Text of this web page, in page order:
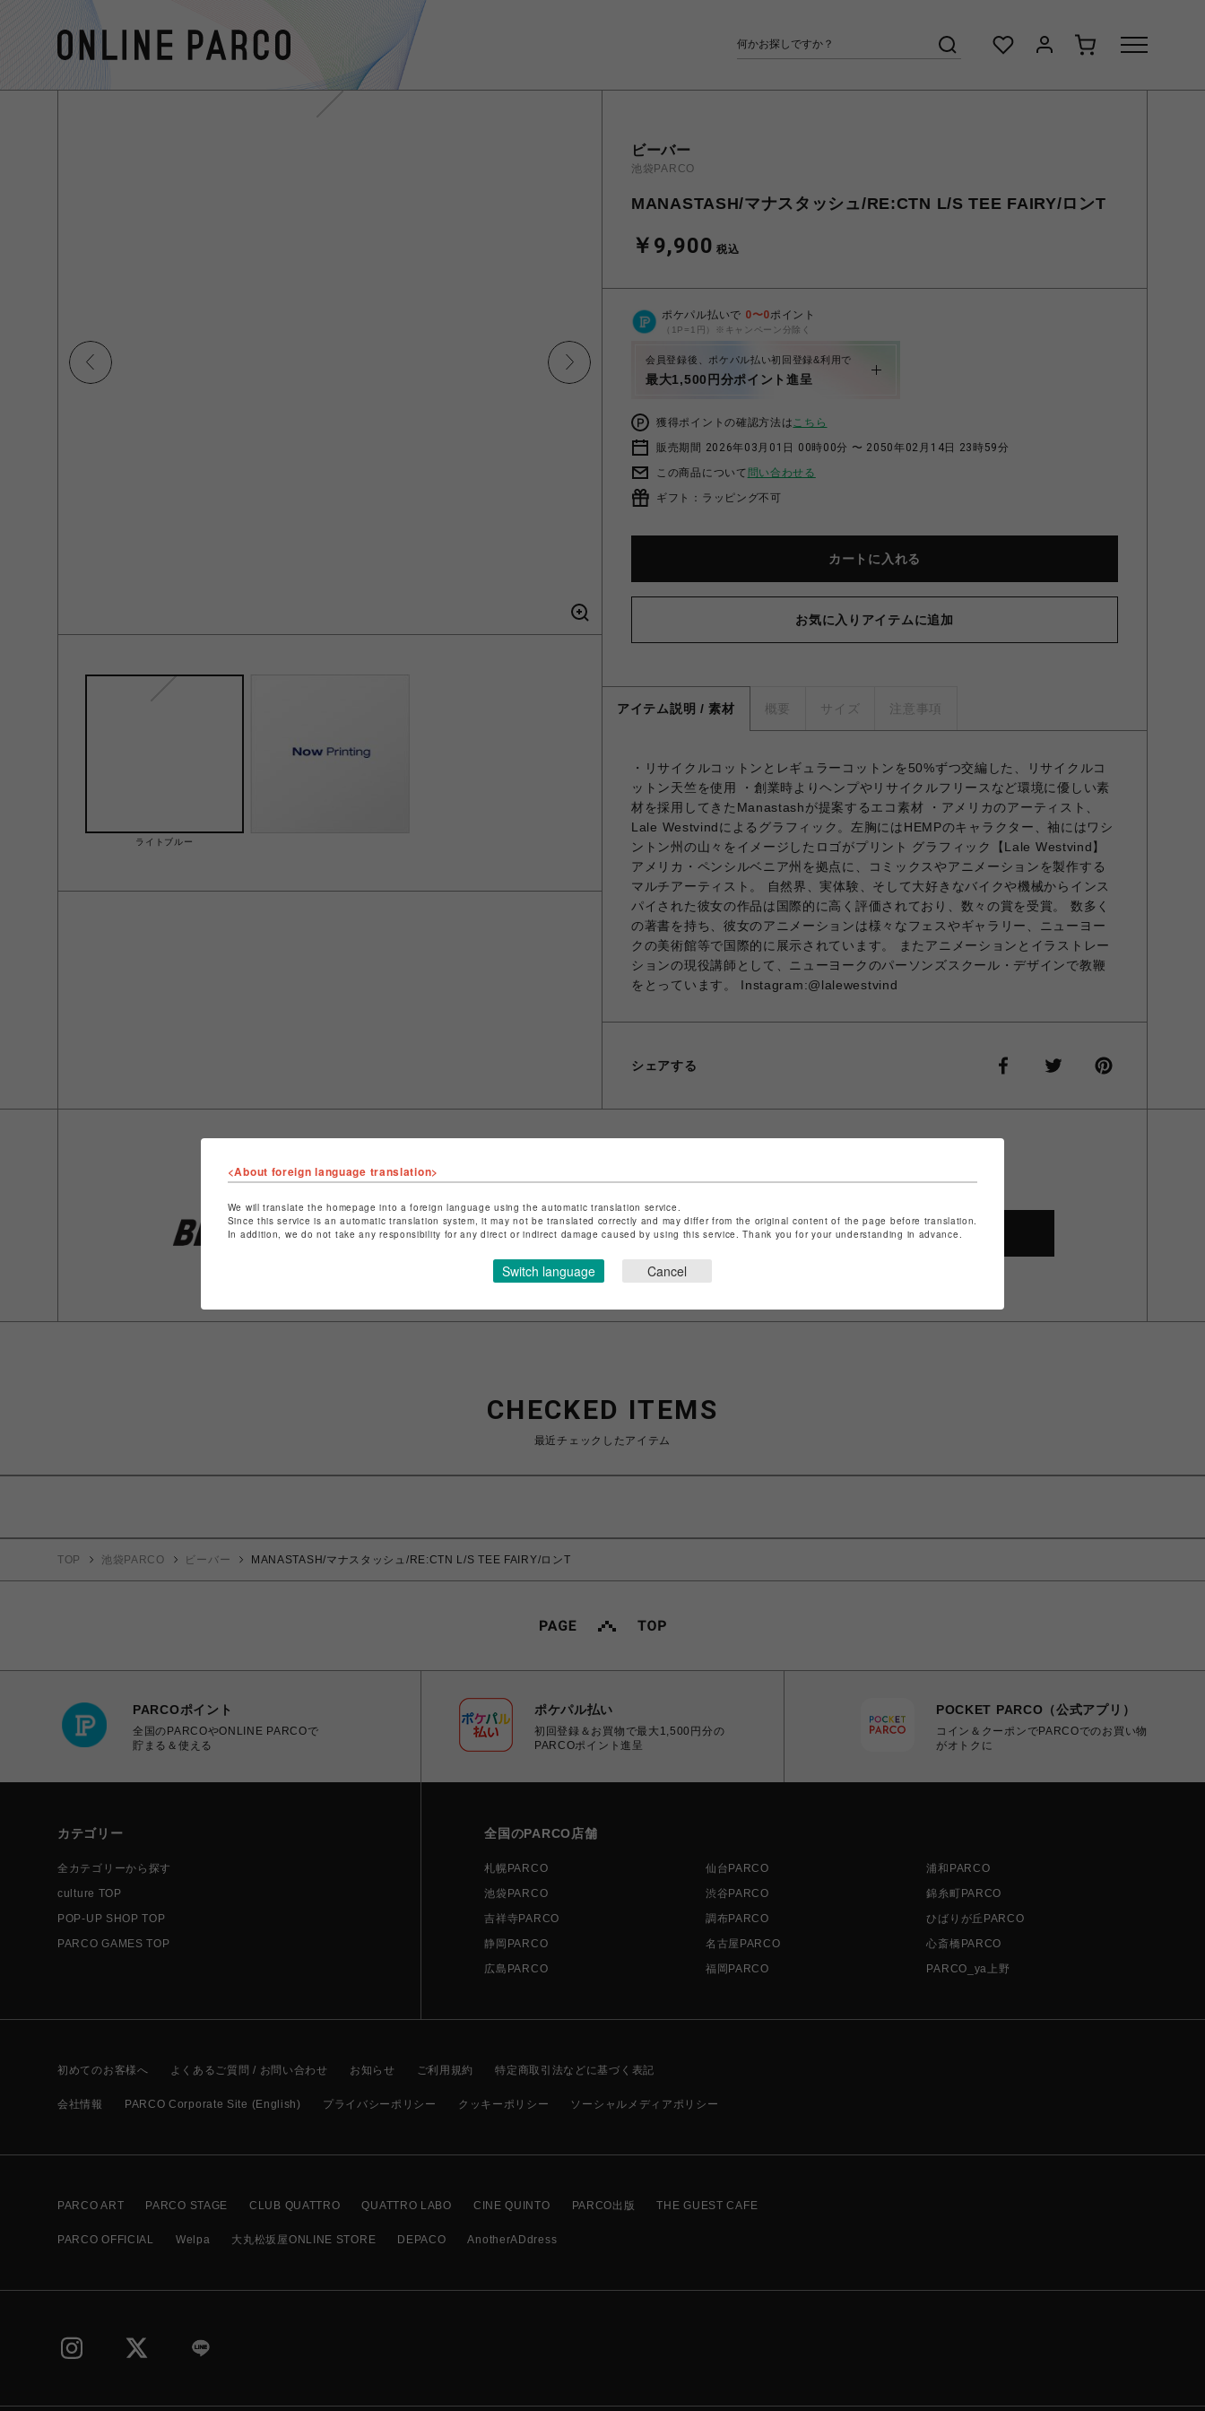
ライトブルー
ビーバー
池袋PARCO
MANASTASH/マナスタッシュ/RE:CTN L/S TEE FAIRY/ロンT
￥9,900 税込
ポケパル払いで 0〜0ポイント
（1P=1円）※キャンペーン分除く
会員登録後、ポケパル払い初回登録&利用で
最大1,500円分ポイント進呈
獲得ポイントの確認方法はこちら
販売期間 2026年03月01日 00時00分 〜 2050年02月14日 23時59分
この商品について 問い合わせる
ギフト：ラッピング不可
カートに入れる
お気に入りアイテムに追加
アイテム説明 / 素材 概要 サイズ 注意事項
・リサイクルコットンとレギュラーコットンを50%ずつ交編した、リサイクルコ
ットン天竺を使用 ・創業時よりヘンプやリサイクルフリースなど環境に優しい素
材を採用してきたManastashが提案するエコ素材 ・アメリカのアーティスト、
Lale Westvindによるグラフィック。左胸にはHEMPのキャラクター、袖にはワシ
ントン州の山々をイメージしたロゴがプリント グラフィック【Lale Westvind】
アメリカ・ペンシルベニア州を拠点に、コミックスやアニメーションを製作する
マルチアーティスト。 自然界、実体験、そして大好きなバイクや機械からインス
パイされた彼女の作品は国際的に高く評価されており、数々の賞を受賞。 数多く
の著書を持ち、彼女のアニメーションは様々なフェスやギャラリー、ニューヨー
クの美術館等で国際的に展示されています。 またアニメーションとイラストレー
ションの現役講師として、ニューヨークのパーソンズスクール・デザインで教鞭
をとっています。 Instagram:@lalewestvind
シェアする
店舗名
池袋PARCO
ショップお問い合わせは こちら
SHOP TOP
CHECKED ITEMS
最近チェックしたアイテム
TOP 池袋PARCO ビーバー MANASTASH/マナスタッシュ/RE:CTN L/S TEE FAIRY/ロンT
PARCOポイント
全国のPARCOやONLINE PARCOで
貯まる＆使える
ポケパル払い
初回登録＆お買物で最大1,500円分の
PARCOポイント進呈
POCKET PARCO（公式アプリ）
コイン＆クーポンでPARCOでのお買い物
がオトクに
カテゴリー
全カテゴリーから探す
culture TOP
POP-UP SHOP TOP
PARCO GAMES TOP
全国のPARCO店舗
札幌PARCO 仙台PARCO
浦和PARCO
池袋PARCO
渋谷PARCO
錦糸町PARCO
吉祥寺PARCO
調布PARCO
ひばりが丘PARCO
静岡PARCO
名古屋PARCO
心斎橋PARCO
広島PARCO
福岡PARCO PARCO_ya上野
初めてのお客様へ よくあるご質問 / お問い合わせ お知らせ ご利用規約 特定商取引法などに基づく表記
会社情報 PARCO Corporate Site (English) プライバシーポリシー クッキーポリシー ソーシャルメディアポリシー
PARCO ART PARCO STAGE CLUB QUATTRO QUATTRO LABO CINE QUINTO PARCO出版 THE GUEST CAFE
PARCO OFFICIAL Welpa 大丸松坂屋ONLINE STORE DEPACO AnotherADdress
<About foreign language translation>
We will translate the homepage into a foreign language using the automatic translation service.
Since this service is an automatic translation system, it may not be translated correctly and may differ from the original content of the page before translation.
In addition, we do not take any responsibility for any direct or indirect damage caused by using this service. Thank you for your understanding in advance.
Switch language Cancel